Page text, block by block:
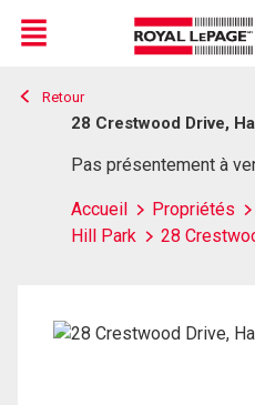
Live
En Direct
Menu
Retour
28 Crestwood Drive,
Pas présentement à
Accueil Propriétés
Hill Park
28